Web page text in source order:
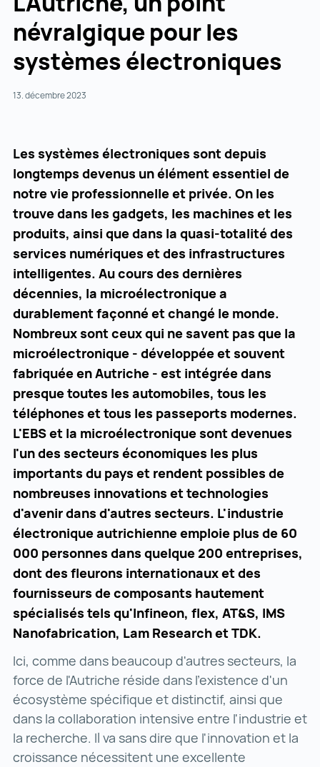
névralgique pour les
systèmes électroniques
13. décembre 2023
Les systèmes électroniques sont depuis
longtemps devenus un élément essentiel de
notre vie professionnelle et privée. On les
trouve dans les gadgets, les machines et les
produits, ainsi que dans la quasi-totalité des
services numériques et des infrastructures
intelligentes. Au cours des dernières
décennies, la microélectronique a
durablement façonné et changé le monde.
Nombreux sont ceux qui ne savent pas que la
microélectronique - développée et souvent
fabriquée en Autriche - est intégrée dans
presque toutes les automobiles, tous les
téléphones et tous les passeports modernes.
L'EBS et la microélectronique sont devenues
l'un des secteurs économiques les plus
importants du pays et rendent possibles de
nombreuses innovations et technologies
d'avenir dans d'autres secteurs. L'industrie
électronique autrichienne emploie plus de 60
000 personnes dans quelque 200 entreprises,
dont des fleurons internationaux et des
fournisseurs de composants hautement
spécialisés tels qu'Infineon, flex, AT&S, IMS
Nanofabrication, Lam Research et TDK.
Ici, comme dans beaucoup d'autres secteurs, la
force de l'Autriche réside dans l'existence d'un
écosystème spécifique et distinctif, ainsi que
dans la collaboration intensive entre l'industrie et
la recherche. Il va sans dire que l'innovation et la
croissance nécessitent une excellente